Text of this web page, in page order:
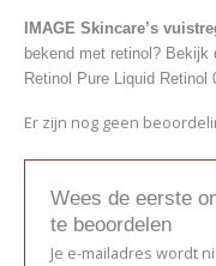
IMAGE Skincare’s
bekend met retinol?
Retinol Pure Liquid Retinol
Er zijn nog geen
Wees de eerste
te beoordelen
Je e-mailadres wordt